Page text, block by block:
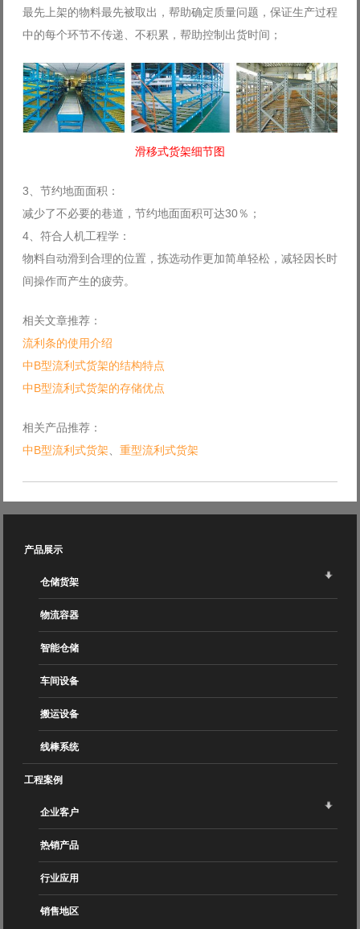
最先上架的物料最先被取出，帮助确定质量问题，保证生产过程
中的每个环节不传递、不积累，帮助控制出货时间；
滑移式货架细节图
3、节约地面面积：
减少了不必要的巷道，节约地面面积可达30％；
4、符合人机工程学：
物料自动滑到合理的位置，拣选动作更加简单轻松，减轻因长时
间操作而产生的疲劳。
相关文章推荐：
流利条的使用介绍
中B型流利式货架的结构特点
中B型流利式货架的存储优点
相关产品推荐：
中B型流利式货架
重型流利式货架
产品展示
仓储货架
物流容器
智能仓储
车间设备
搬运设备
线棒系统
工程案例
企业客户
热销产品
行业应用
销售地区